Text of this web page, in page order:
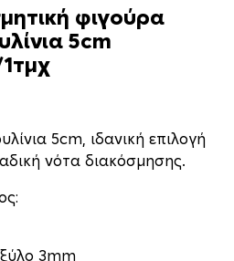
φιγούρα
5cm
5cm, ιδανική επιλογή
νότα διακόσμησης.
3mm